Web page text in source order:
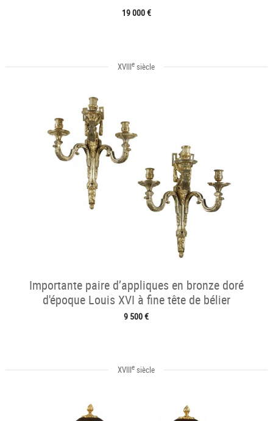
19 000 €
XVIIIe siècle
Importante paire d’appliques en bronze doré
d'époque Louis XVI à fine tête de bélier
9 500 €
XVIIIe siècle